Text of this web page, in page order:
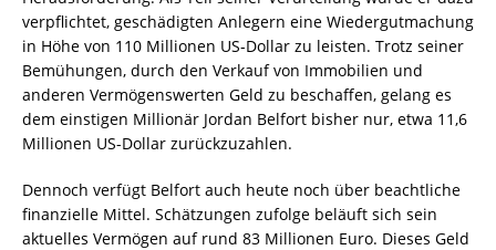
verpflichtet, geschädigten Anlegern eine Wiedergutmachung
in Höhe von 110 Millionen US-Dollar zu leisten. Trotz seiner
Bemühungen, durch den Verkauf von Immobilien und
anderen Vermögenswerten Geld zu beschaffen, gelang es
dem einstigen Millionär Jordan Belfort bisher nur, etwa 11,6
Millionen US-Dollar zurückzuzahlen.
Dennoch verfügt Belfort auch heute noch über beachtliche
finanzielle Mittel. Schätzungen zufolge beläuft sich sein
aktuelles Vermögen auf rund 83 Millionen Euro. Dieses Geld